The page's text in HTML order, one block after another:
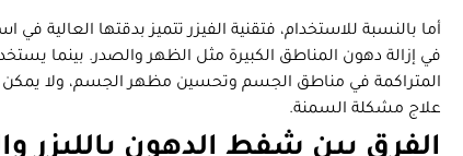
أما بالنسبة للاستخدام، فتقنية الفيزر تتميز بدقتها العالية في
في إزالة دهون المناطق الكبيرة مثل الظهر والصدر. بينما
المتراكمة في مناطق الجسم وتحسين مظهر الجسم، ولا يمكن
علاج مشكلة السمنة.
الفرق بين شفط الدهون بالليزر